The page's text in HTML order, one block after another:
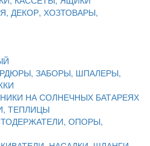
ДЕКОР, ХОЗТОВАРЫ,
ЗАБОРЫ, ШПАЛЕРЫ,
НА СОЛНЕЧНЫХ БАТАРЕЯХ
ТЕПЛИЦЫ
ОПОРЫ,